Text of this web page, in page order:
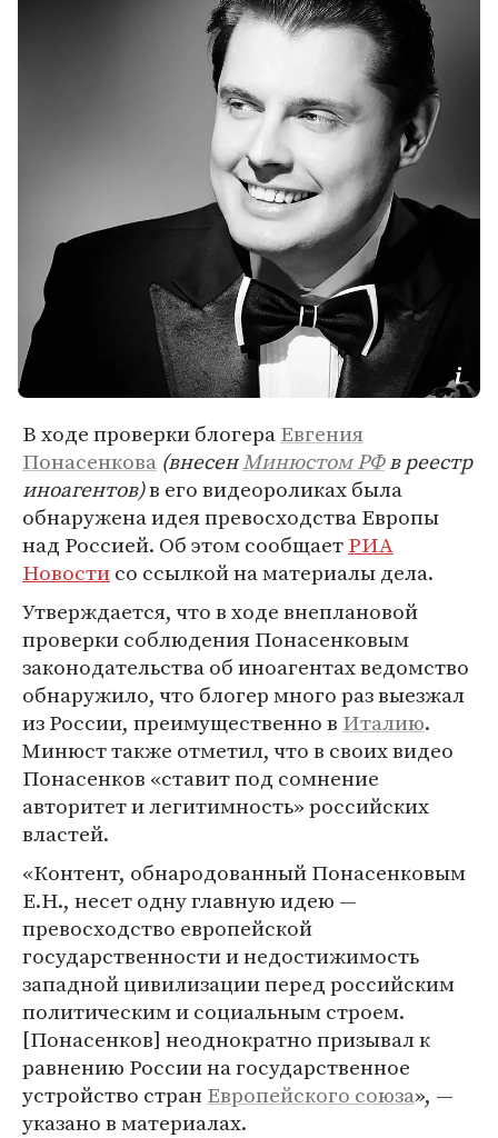
В ходе проверки блогераЕвгения
Понасенкова (внесенМинюстом РФв реестр
иноагентов)в его видеороликах была
обнаружена идея превосходства Европы
над Россией. Об этом сообщаетРИА
Новостисо ссылкой на материалы дела.
Утверждается, что в ходе внеплановой
проверки соблюдения Понасенковым
законодательства об иноагентах ведомство
обнаружило, что блогер много раз выезжал
из России, преимущественно в Италию.
Минюст также отметил, что в своих видео
Понасенков «ставит под сомнение
авторитет и легитимность» российских
властей.
«Контент, обнародованный Понасенковым
Е.Н., несет одну главную идею —
превосходство европейской
государственности и недостижимость
западной цивилизации перед российским
политическим и социальным строем.
[Понасенков] неоднократно призывал к
равнению России на государственное
устройство странЕвропейского союза», —
указано в материалах.